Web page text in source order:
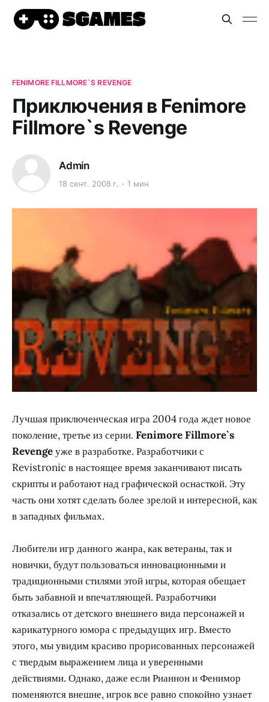
FENIMORE FILLMORE`S REVENGE
Приключения в Fenimore
Fillmore`s Revenge
Admin
18 сент. 2008 г. 1 мин
Лучшая приключенческая игра 2004 года ждет новое
поколение, третье из серии. Fenimore Fillmore`s
Revengeуже в разработке. Разработчики с
Revistronic в настоящее время заканчивают писать
скрипты и работают над графической оснасткой. Эту
часть они хотят сделать более зрелой и интересной, как
в западных фильмах.
Любители игр данного жанра, как ветераны, так и
новички, будут пользоваться инновационными и
традиционными стилями этой игры, которая обещает
быть забавной и впечатляющей. Разработчики
отказались от детского внешнего вида персонажей и
карикатурного юмора с предыдущих игр. Вместо
этого, мы увидим красиво прорисованных персонажей
с твердым выражением лица и уверенными
действиями. Однако, даже если Рианнон и Фенимор
поменяются внешне, игрок все равно спокойно узнает